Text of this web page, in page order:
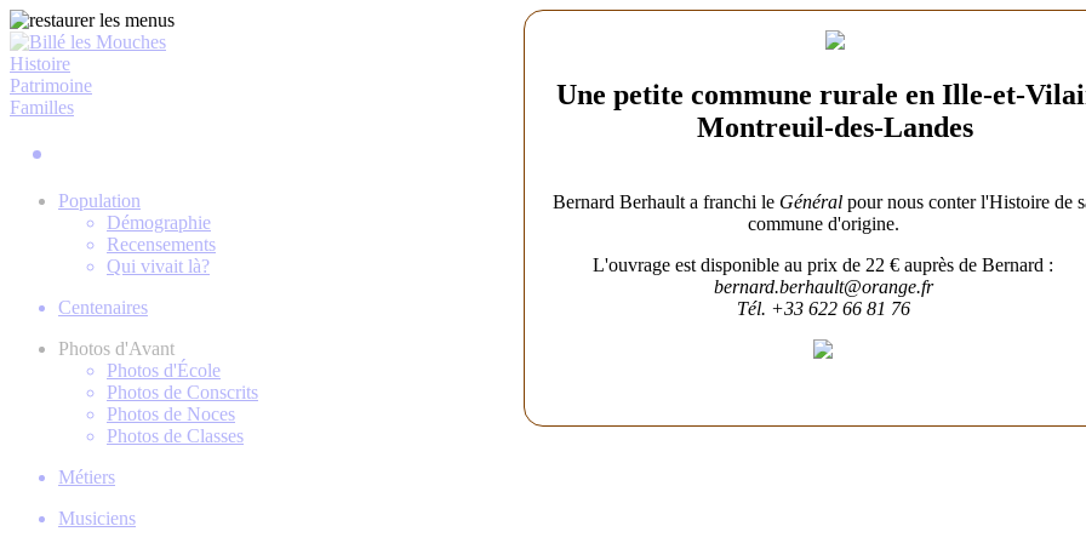
Histoire
Patrimoine
Familles
Population
Démographie
Recensements
Qui vivait là?
Centenaires
Photos d'Avant
Photos d'École
Photos de Conscrits
Photos de Noces
Photos de Classes
Métiers
Musiciens
Une petite commune rurale en Ille-et-
Montreuil-des-Landes
Bernard Berhault a franchi le Général pour nous conter l'Histoire de
commune d'origine.
L'ouvrage est disponible au prix de 22 € auprès de Bernard :
bernard.berhault@orange.fr
Tél. +33 622 66 81 76